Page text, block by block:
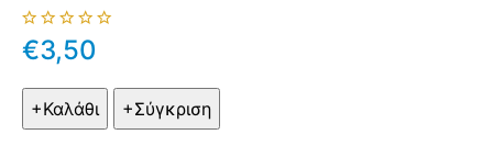
€3,50